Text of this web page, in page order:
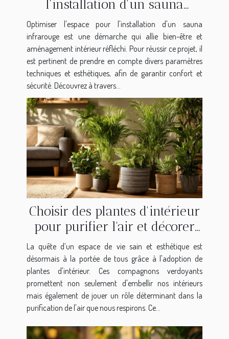
l'installation d'un sauna
infrarouge
Optimiser l'espace pour l'installation d'un sauna
infrarouge est une démarche qui allie bien-être et
aménagement intérieur réfléchi. Pour réussir ce projet, il
est pertinent de prendre en compte divers paramètres
techniques et esthétiques, afin de garantir confort et
sécurité. Découvrez à travers...
Choisir des plantes d'intérieur
pour purifier l'air et décorer
sans effort
La quête d’un espace de vie sain et esthétique est
désormais à la portée de tous grâce à l'adoption de
plantes d'intérieur. Ces compagnons verdoyants
promettent non seulement d'embellir nos intérieurs
mais également de jouer un rôle déterminant dans la
purification de l'air que nous respirons. Ce...